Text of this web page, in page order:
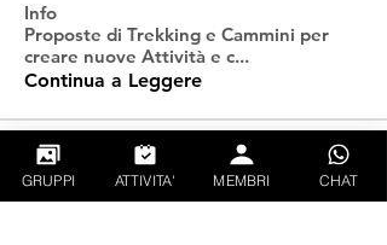
Info
Proposte di Trekking e Cammini per
creare nuove Attività e c...
Continua a Leggere
Follati
Martin Regolini
Segui
GRUPPI ATTIVITA' MEMBRI CHAT